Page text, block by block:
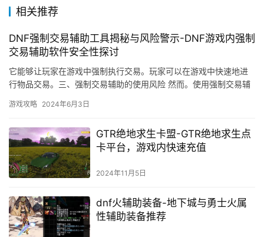
相关推荐
DNF强制交易辅助工具揭秘与风险警示-DNF游戏内强制
交易辅助软件安全性探讨
它能够让玩家在游戏中强制执行交易。玩家可以在游戏中快速地进
行物品交易。三、强制交易辅助的使用风险 然而。使用强制交易辅
游戏攻略 2024年6月3日
GTR绝地求生卡盟-GTR绝地求生点
卡平台，游戏内快速充值
2024年11月5日
dnf火辅助装备-地下城与勇士火属
性辅助装备推荐